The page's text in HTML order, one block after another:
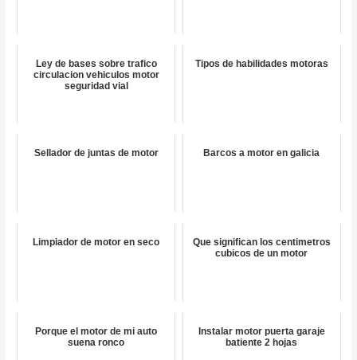
Ley de bases sobre trafico
circulacion vehiculos motor
seguridad vial
Tipos de habilidades motoras
Sellador de juntas de motor Barcos a motor en galicia
Limpiador de motor en seco
Que significan los centimetros
cubicos de un motor
Porque el motor de mi auto
suena ronco
Instalar motor puerta garaje
batiente 2 hojas